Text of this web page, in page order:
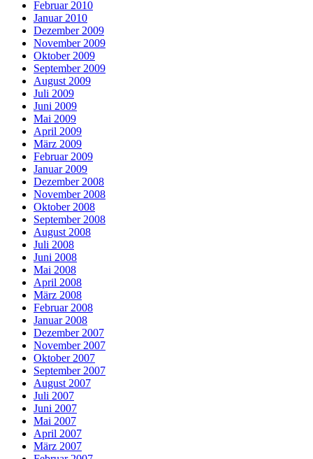
Februar 2010
Januar 2010
Dezember 2009
November 2009
Oktober 2009
September 2009
August 2009
Juli 2009
Juni 2009
Mai 2009
April 2009
März 2009
Februar 2009
Januar 2009
Dezember 2008
November 2008
Oktober 2008
September 2008
August 2008
Juli 2008
Juni 2008
Mai 2008
April 2008
März 2008
Februar 2008
Januar 2008
Dezember 2007
November 2007
Oktober 2007
September 2007
August 2007
Juli 2007
Juni 2007
Mai 2007
April 2007
März 2007